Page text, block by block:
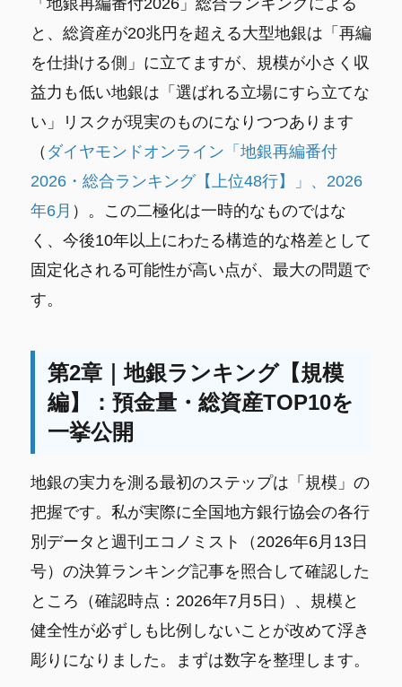
と、総資産が20兆円を超える大型地銀は「再編
を仕掛ける側」に立てますが、規模が小さく収
益力も低い地銀は「選ばれる立場にすら立てな
い」リスクが現実のものになりつつあります
（ ダイヤモンドオンライン「地銀再編番付
2026・総合ランキング【上位48行】」、2026
年6月 ）。この二極化は一時的なものではな
く、今後10年以上にわたる構造的な格差として
固定化される可能性が高い点が、最大の問題で
す。
第2章｜地銀ランキング【規模
編】：預金量・総資産TOP10を
一挙公開
地銀の実力を測る最初のステップは「規模」の
把握です。私が実際に全国地方銀行協会の各行
別データと週刊エコノミスト（2026年6月13日
号）の決算ランキング記事を照合して確認した
ところ（確認時点：2026年7月5日）、規模と
健全性が必ずしも比例しないことが改めて浮き
彫りになりました。まずは数字を整理します。